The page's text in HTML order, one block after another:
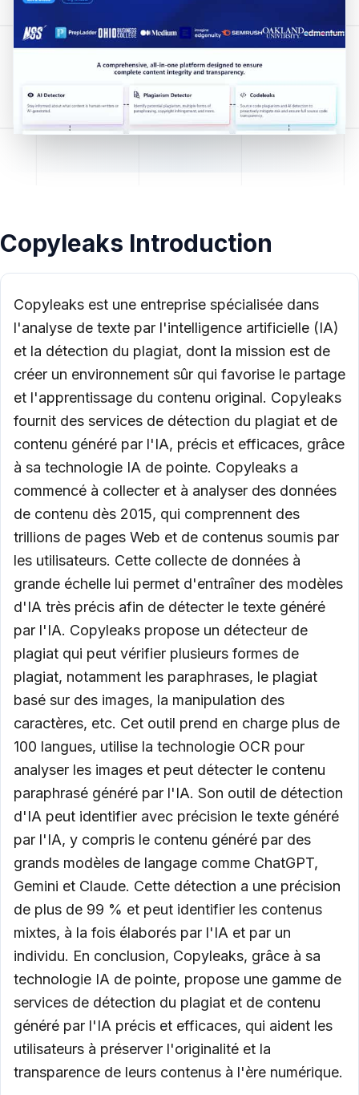
Copyleaks Introduction
Copyleaks est une entreprise spécialisée dans
l'analyse de texte par l'intelligence artificielle (IA)
et la détection du plagiat, dont la mission est de
créer un environnement sûr qui favorise le partage
et l'apprentissage du contenu original. Copyleaks
fournit des services de détection du plagiat et de
contenu généré par l'IA, précis et efficaces, grâce
à sa technologie IA de pointe. Copyleaks a
commencé à collecter et à analyser des données
de contenu dès 2015, qui comprennent des
trillions de pages Web et de contenus soumis par
les utilisateurs. Cette collecte de données à
grande échelle lui permet d'entraîner des modèles
d'IA très précis afin de détecter le texte généré
par l'IA. Copyleaks propose un détecteur de
plagiat qui peut vérifier plusieurs formes de
plagiat, notamment les paraphrases, le plagiat
basé sur des images, la manipulation des
caractères, etc. Cet outil prend en charge plus de
100 langues, utilise la technologie OCR pour
analyser les images et peut détecter le contenu
paraphrasé généré par l'IA. Son outil de détection
d'IA peut identifier avec précision le texte généré
par l'IA, y compris le contenu généré par des
grands modèles de langage comme ChatGPT,
Gemini et Claude. Cette détection a une précision
de plus de 99 % et peut identifier les contenus
mixtes, à la fois élaborés par l'IA et par un
individu. En conclusion, Copyleaks, grâce à sa
technologie IA de pointe, propose une gamme de
services de détection du plagiat et de contenu
généré par l'IA précis et efficaces, qui aident les
utilisateurs à préserver l'originalité et la
transparence de leurs contenus à l'ère numérique.